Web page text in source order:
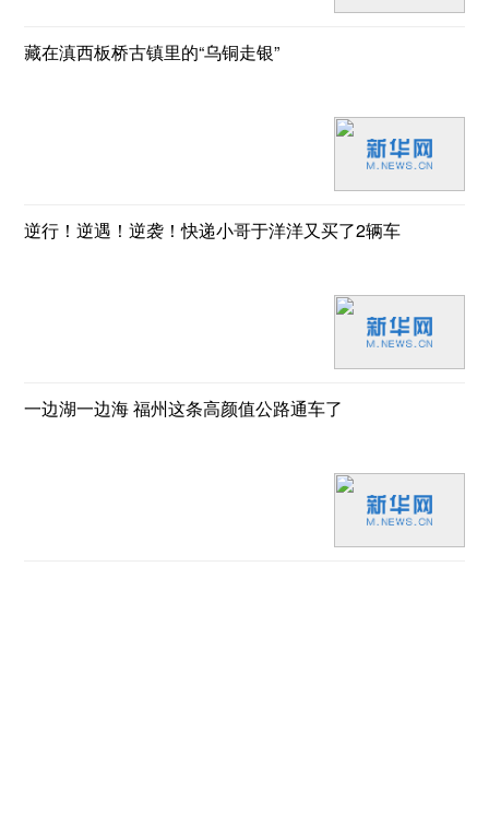
藏在滇西板桥古镇里的“乌铜走银”
逆行！逆遇！逆袭！快递小哥于洋洋又买了2辆车
一边湖一边海 福州这条高颜值公路通车了